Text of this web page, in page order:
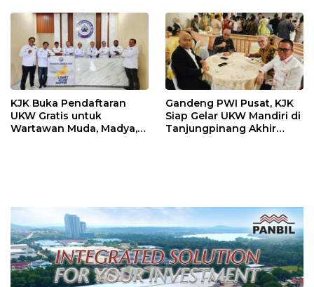
KJK Buka Pendaftaran
UKW Gratis untuk
Wartawan Muda, Madya,
Gandeng PWI Pusat, KJK
Siap Gelar UKW Mandiri di
Tanjungpinang Akhir